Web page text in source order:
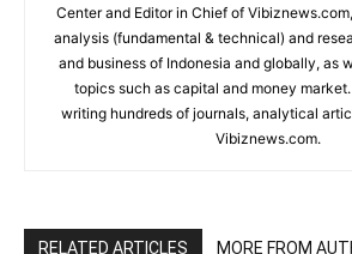
Center and Editor in Chief of
analysis (fundamental & technical) and
and business of Indonesia and globally, as
topics such as capital and money
writing hundreds of journals, analytical
Vibiznews.com.
RELATED ARTICLES MORE FROM